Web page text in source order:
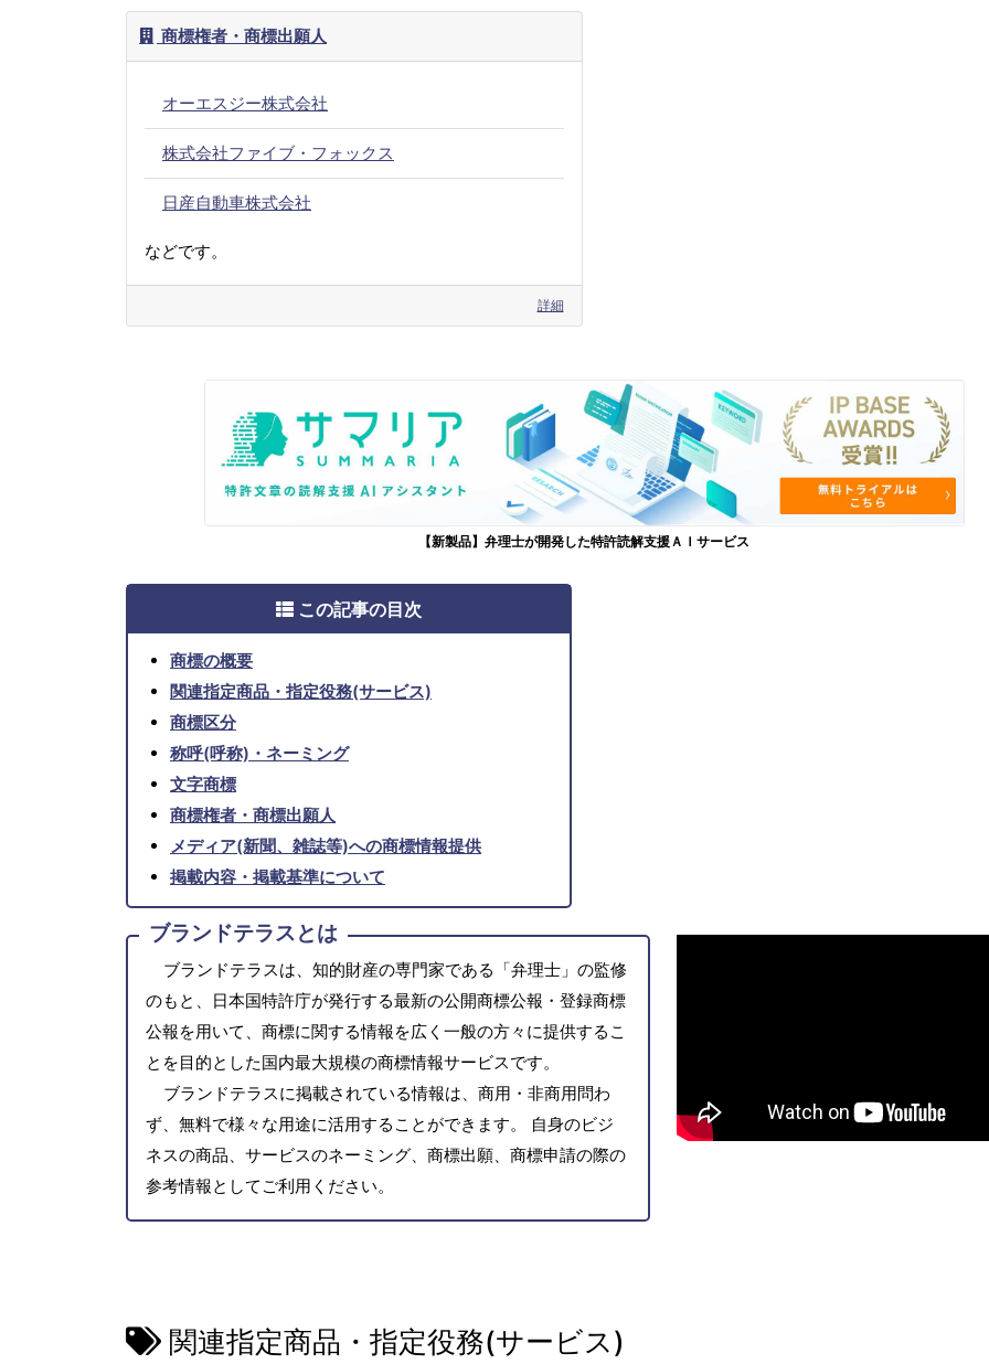
商標権者・商標出願人
オーエスジー株式会社
株式会社ファイブ・フォックス
日産自動車株式会社
などです。
詳細
【新製品】弁理士が開発した特許読解支援ＡＩサービス
この記事の目次
商標の概要
関連指定商品・指定役務(サービス)
商標区分
称呼(呼称)・ネーミング
文字商標
商標権者・商標出願人
メディア(新聞、雑誌等)への商標情報提供
掲載内容・掲載基準について
ブランドテラスとは
ブランドテラスは、知的財産の専門家である「弁理士」の監修
のもと、日本国特許庁が発行する最新の公開商標公報・登録商標
公報を用いて、商標に関する情報を広く一般の方々に提供するこ
とを目的とした国内最大規模の商標情報サービスです。
ブランドテラスに掲載されている情報は、商用・非商用問わ
ず、無料で様々な用途に活用することができます。 自身のビジ
ネスの商品、サービスのネーミング、商標出願、商標申請の際の
参考情報としてご利用ください。
関連指定商品・指定役務(サービス)